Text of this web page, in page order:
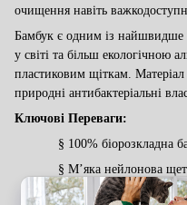
очищення навіть
Бамбук є одним із найшвидше
у світі та більш екологічною
пластиковим щіткам.
природні антибактеріальні
Ключові Переваги:
§ 100% біорозкладна
§ М’яка нейлонова
§BPA-free матеріали